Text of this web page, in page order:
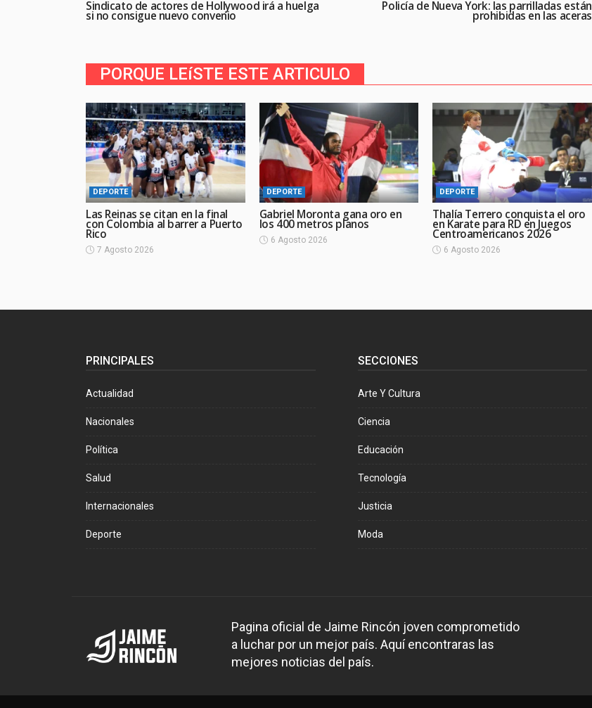
Sindicato de actores de Hollywood irá a huelga
si no consigue nuevo convenio
Policía de Nueva York: las parrilladas están
prohibidas en las aceras
PORQUE LEíSTE ESTE ARTICULO
DEPORTE
Las Reinas se citan en la final
con Colombia al barrer a Puerto
Rico
7 Agosto 2026
DEPORTE
Gabriel Moronta gana oro en
los 400 metros planos
6 Agosto 2026
DEPORTE
Thalía Terrero conquista el oro
en Karate para RD en Juegos
Centroamericanos 2026
6 Agosto 2026
PRINCIPALES
Actualidad
Nacionales
Política
Salud
Internacionales
Deporte
SECCIONES
Arte Y Cultura
Ciencia
Educación
Tecnología
Justicia
Moda
Pagina oficial de Jaime Rincón joven comprometido
a luchar por un mejor país. Aquí encontraras las
mejores noticias del país.